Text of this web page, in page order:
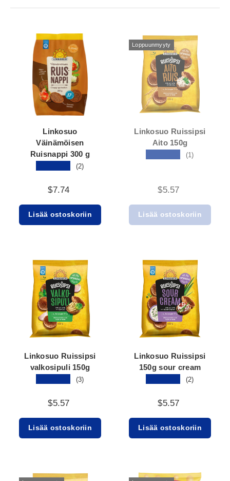
Linkosuo
Väinämöisen
Ruisnappi 300 g
(2)
$7.74
Lisää ostoskoriin
Loppuunmyyty
Linkosuo Ruissipsi
Aito 150g
(1)
$5.57
Lisää ostoskoriin
Linkosuo Ruissipsi
valkosipuli 150g
(3)
$5.57
Lisää ostoskoriin
Linkosuo Ruissipsi
150g sour cream
(2)
$5.57
Lisää ostoskoriin